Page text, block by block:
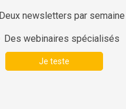
Deux newsletters par semaine
Des webinaires spécialisés
Je teste